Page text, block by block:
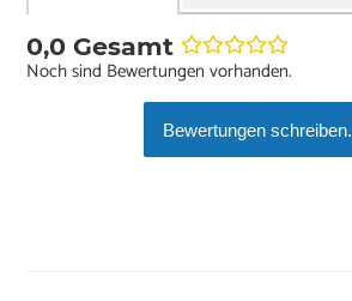
0,0 Gesamt
Noch sind Bewertungen vorhanden.
Bewertungen schreiben.